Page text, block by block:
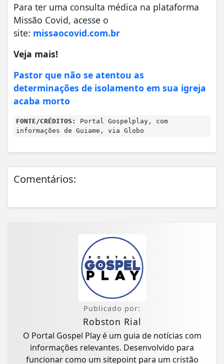
Para ter uma consulta médica na plataforma
Missão Covid, acesse o
site: missaocovid.com.br
Veja mais!
Pastor que não se atentou as
determinações de isolamento em sua igreja
acaba morto
FONTE/CRÉDITOS:
Portal Gospelplay, com
informações de Guiame, via Globo
Comentários:
Publicado por:
Robston Rial
O Portal Gospel Play é um guia de notícias com
informações relevantes. Desenvolvido para
funcionar como um sitepoint para um cristão